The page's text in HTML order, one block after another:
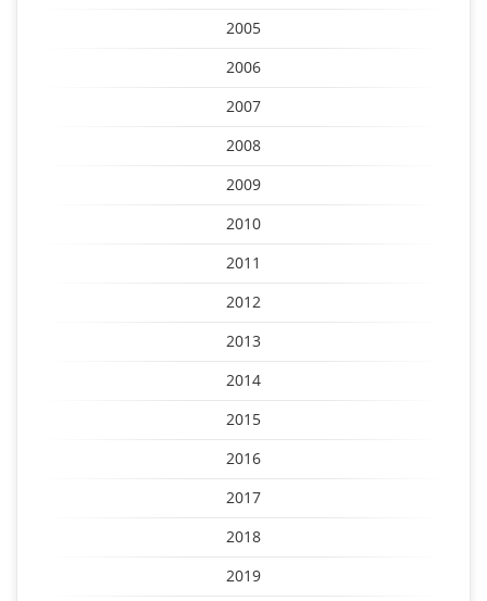
2005
2006
2007
2008
2009
2010
2011
2012
2013
2014
2015
2016
2017
2018
2019